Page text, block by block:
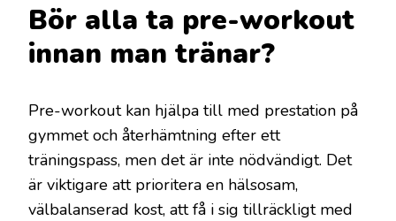
Bör alla ta pre-workout
innan man tränar?
Pre-workout kan hjälpa till med prestation på
gymmet och återhämtning efter ett
träningspass, men det är inte nödvändigt. Det
är viktigare att prioritera en hälsosam,
välbalanserad kost, att få i sig tillräckligt med